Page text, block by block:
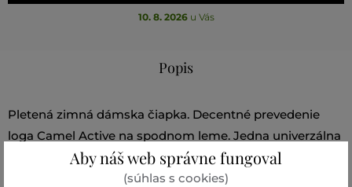
10. 8. 2026u Vás
Popis
Pletená zimná dámska čiapka. Decentné prevedenie
loga Camel Active na spodnom leme. Jedna univerzálna
veľkosť. Materiálové zloženie je veľmi príjemné na dotyk
a hrejivé. Pružnosť a dokonalá prispôsobivosť je zárukou
Aby náš web správne fungoval
(súhlas s cookies)